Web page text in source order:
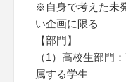
※自身で考えた未
い企画に限る
【部門】
（1）高校生部門
属する学生